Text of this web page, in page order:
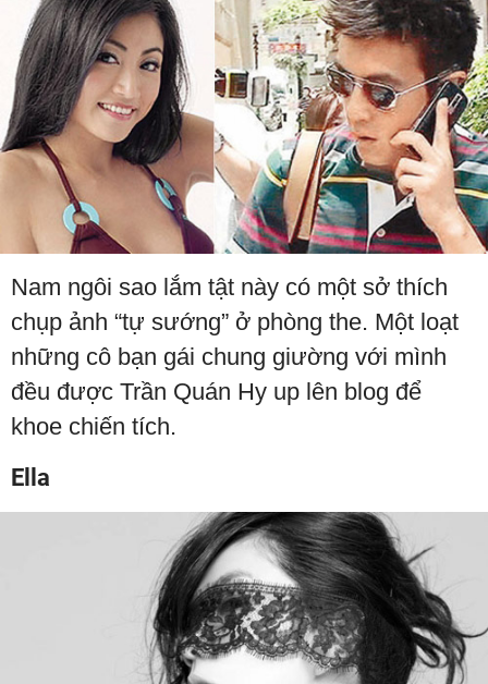
Nam ngôi sao lắm tật này có một sở thích
chụp ảnh “tự sướng” ở phòng the. Một loạt
những cô bạn gái chung giường với mình
đều được Trần Quán Hy up lên blog để
khoe chiến tích.
Ella